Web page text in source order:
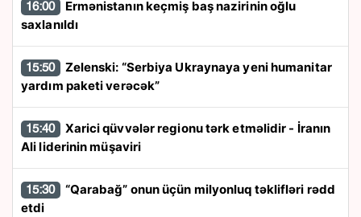
16:00
saxlanıldı
15:50
yardım paketi verəcək”
15:40
Ali liderinin müşaviri
15:30
etdi